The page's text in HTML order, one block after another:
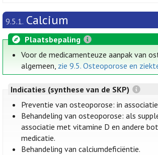
9.5.1. Calcium
Plaatsbepaling
Voor de medicamenteuze aanpak van
algemeen, zie 9.5. Osteoporose en
Indicaties (synthese van de SKP)
Preventie van osteoporose: in
Behandeling van osteoporose: als
associatie met vitamine D en andere
medicatie.
Behandeling van calciumdeficiëntie.